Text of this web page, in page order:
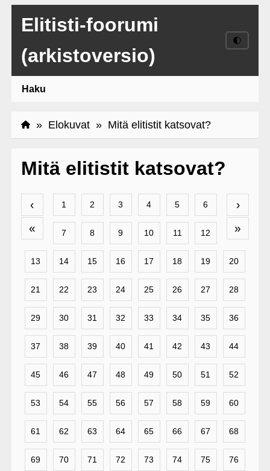
Elitisti-foorumi
(arkistoversio)
🌓
Haku
» Elokuvat» Mitä elitistit katsovat?
Mitä elitistit katsovat?
‹
«
›
»
1 2 3 4 5 6
7 8 9 10 11 12
13 14 15 16 17 18 19 20
21 22 23 24 25 26 27 28
29 30 31 32 33 34 35 36
37 38 39 40 41 42 43 44
45 46 47 48 49 50 51 52
53 54 55 56 57 58 59 60
61 62 63 64 65 66 67 68
69 70 71 72 73 74 75 76